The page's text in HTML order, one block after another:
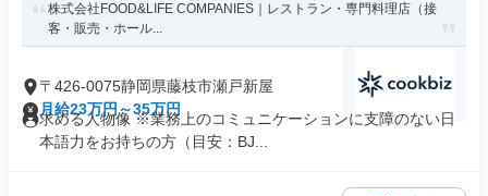
株式会社FOOD&LIFE COMPANIES｜レストラン・専門料理店（接
客・販売・ホール...
〒426-0075静岡県藤枝市瀬戸新屋
月給23万円～35万円
求める人物像 ※業務上のコミュニケーションに支障のない日
本語力をお持ちの方（目安：BJ...